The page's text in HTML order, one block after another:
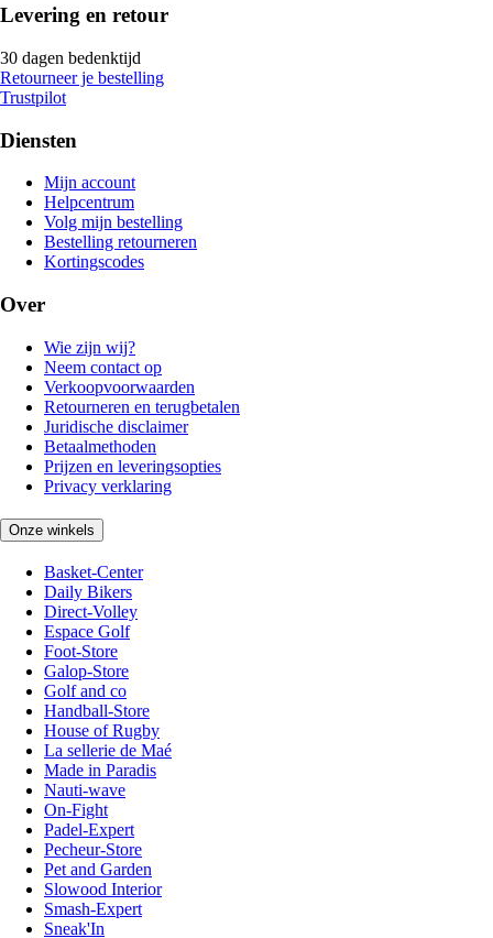
Levering en retour
30 dagen bedenktijd
Retourneer je bestelling
Trustpilot
Diensten
Mijn account
Helpcentrum
Volg mijn bestelling
Bestelling retourneren
Kortingscodes
Over
Wie zijn wij?
Neem contact op
Verkoopvoorwaarden
Retourneren en terugbetalen
Juridische disclaimer
Betaalmethoden
Prijzen en leveringsopties
Privacy verklaring
Onze winkels
Basket-Center
Daily Bikers
Direct-Volley
Espace Golf
Foot-Store
Galop-Store
Golf and co
Handball-Store
House of Rugby
La sellerie de Maé
Made in Paradis
Nauti-wave
On-Fight
Padel-Expert
Pecheur-Store
Pet and Garden
Slowood Interior
Smash-Expert
Sneak'In